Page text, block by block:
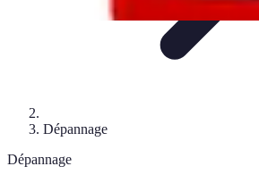
Dépannage
Dépannage